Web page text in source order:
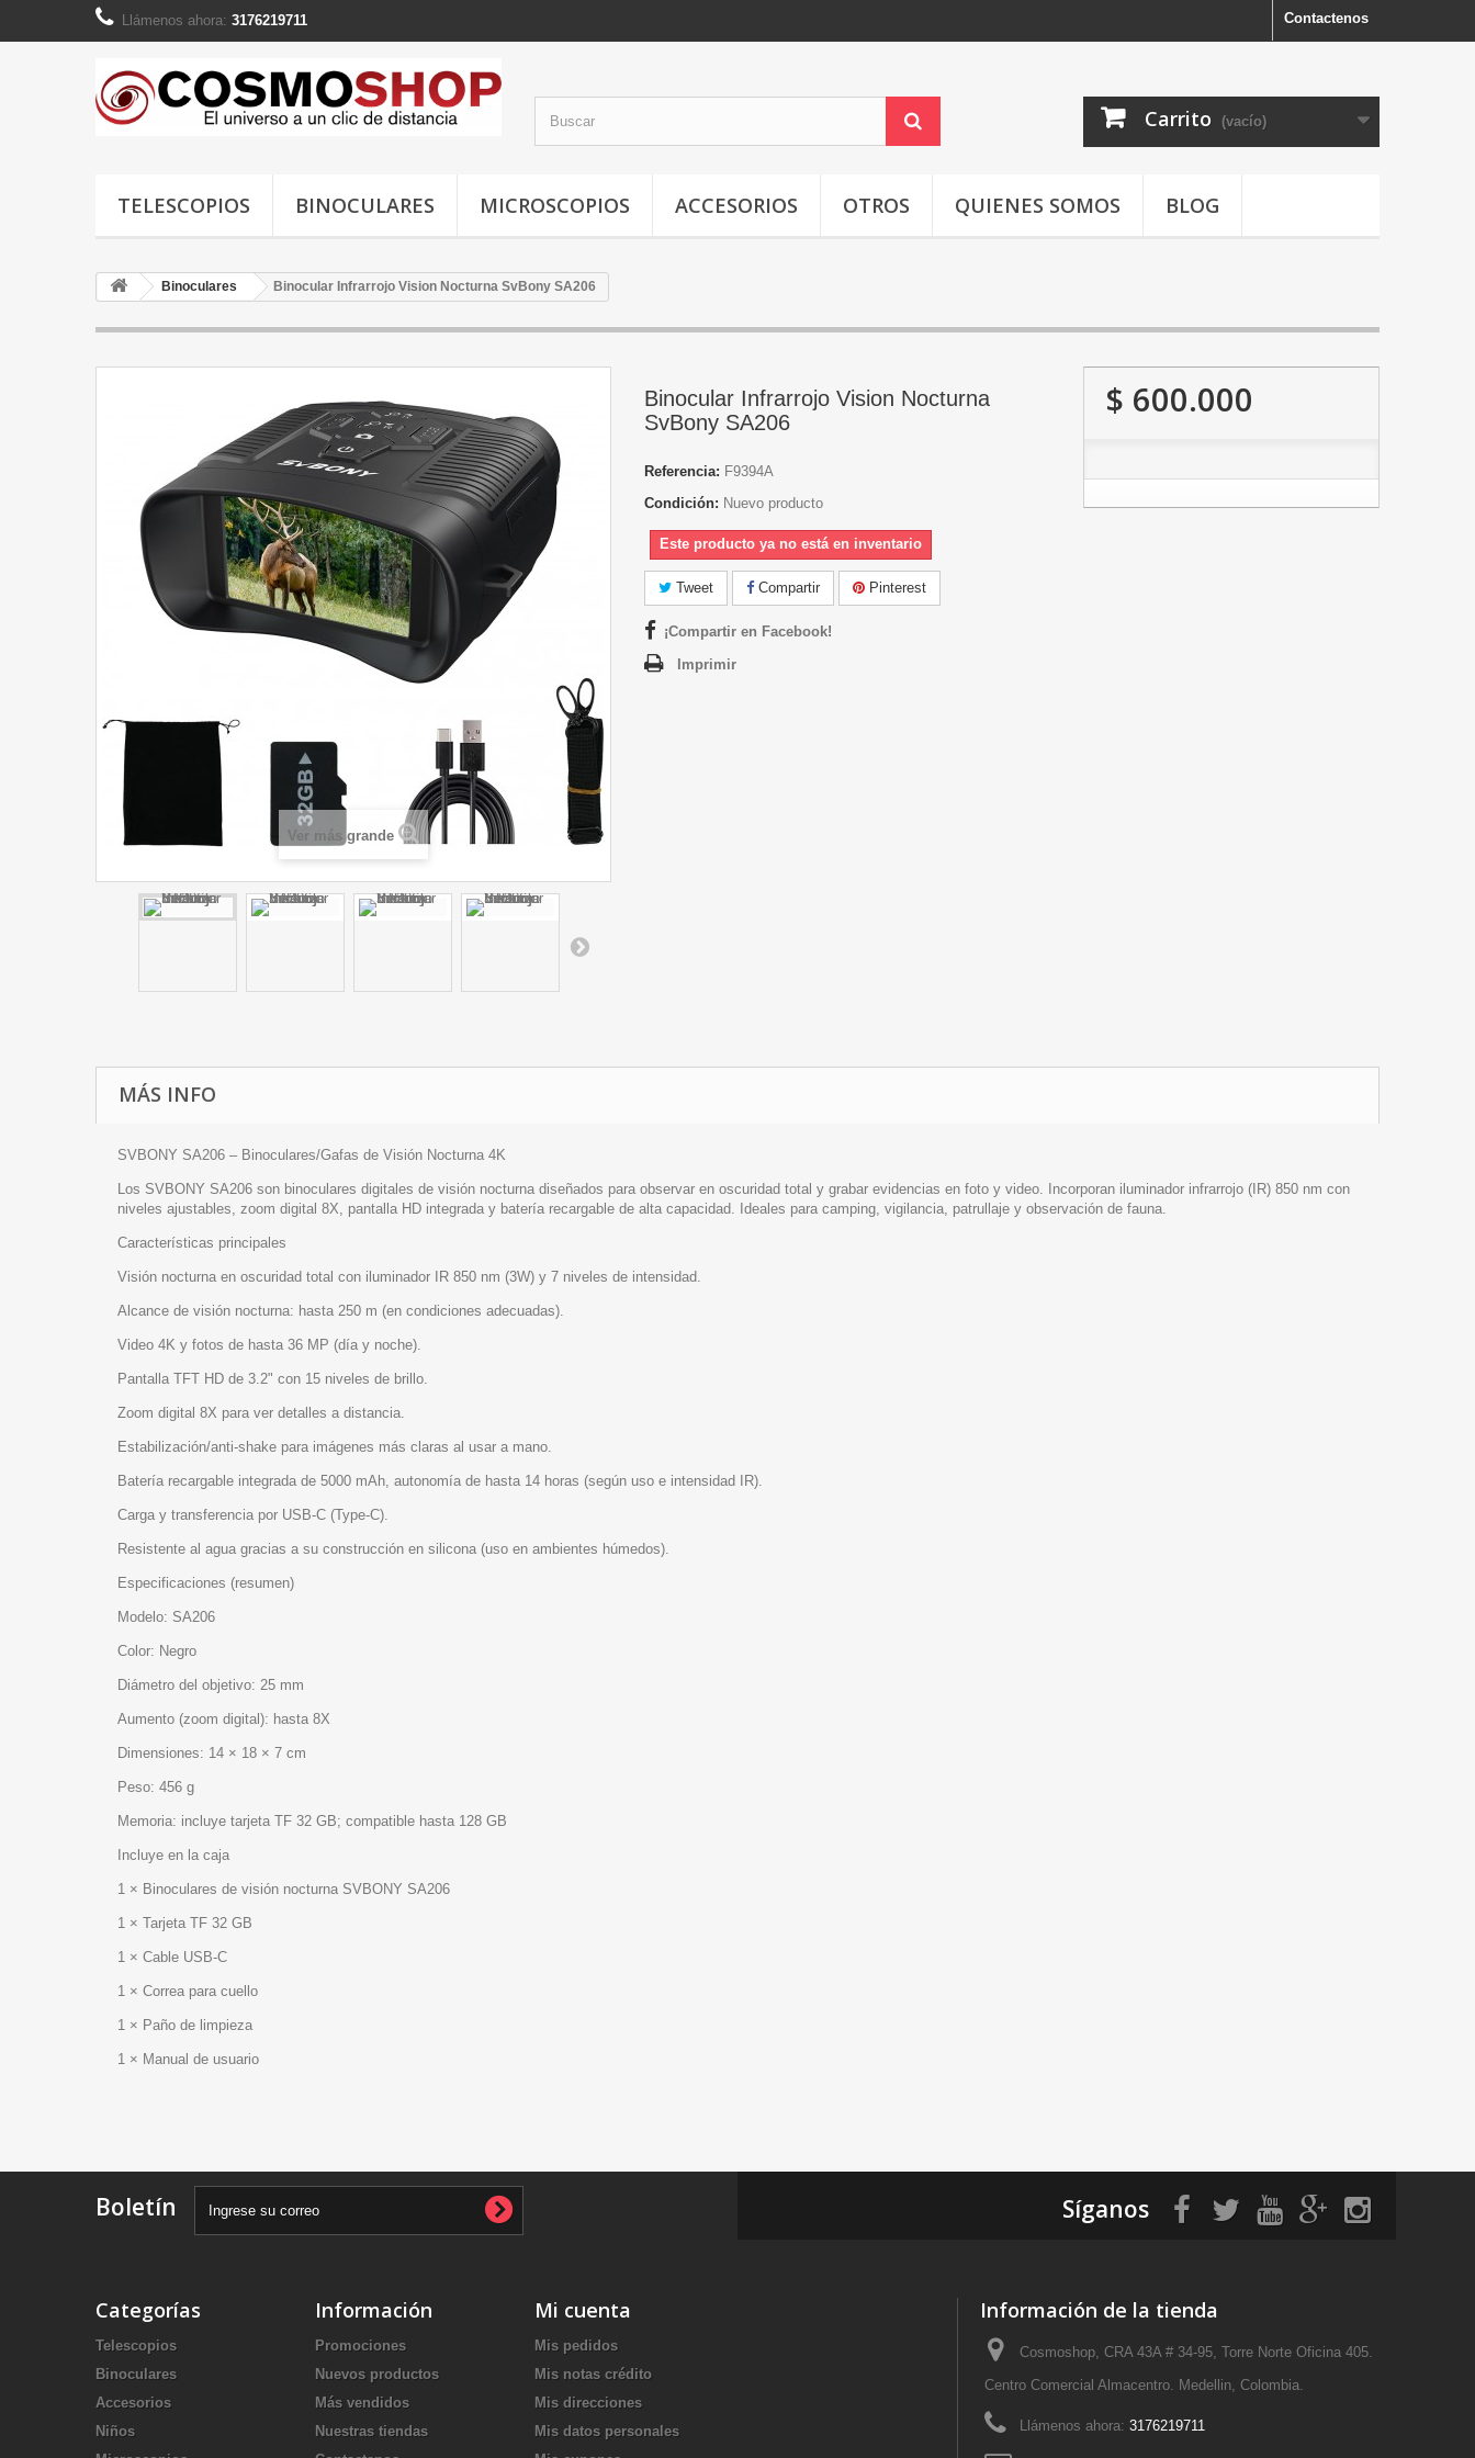
Contactenos
Llámenos ahora: 3176219711
Carrito (vacío)
TELESCOPIOS BINOCULARES MICROSCOPIOS ACCESORIOS OTROS QUIENES SOMOS BLOG
Binoculares Binocular Infrarrojo Vision Nocturna SvBony SA206
Ver más grande
Binocular Infrarrojo Vision Nocturna
SvBony SA206
Referencia: F9394A
Condición: Nuevo producto
Este producto ya no está en inventario
Tweet Compartir Pinterest
¡Compartir en Facebook!
Imprimir
$ 600.000
MÁS INFO
SVBONY SA206 – Binoculares/Gafas de Visión Nocturna 4K
Los SVBONY SA206 son binoculares digitales de visión nocturna diseñados para observar en oscuridad total y grabar evidencias en foto y video. Incorporan iluminador infrarrojo (IR) 850 nm con
niveles ajustables, zoom digital 8X, pantalla HD integrada y batería recargable de alta capacidad. Ideales para camping, vigilancia, patrullaje y observación de fauna.
Características principales
Visión nocturna en oscuridad total con iluminador IR 850 nm (3W) y 7 niveles de intensidad.
Alcance de visión nocturna: hasta 250 m (en condiciones adecuadas).
Video 4K y fotos de hasta 36 MP (día y noche).
Pantalla TFT HD de 3.2" con 15 niveles de brillo.
Zoom digital 8X para ver detalles a distancia.
Estabilización/anti-shake para imágenes más claras al usar a mano.
Batería recargable integrada de 5000 mAh, autonomía de hasta 14 horas (según uso e intensidad IR).
Carga y transferencia por USB-C (Type-C).
Resistente al agua gracias a su construcción en silicona (uso en ambientes húmedos).
Especificaciones (resumen)
Modelo: SA206
Color: Negro
Diámetro del objetivo: 25 mm
Aumento (zoom digital): hasta 8X
Dimensiones: 14 × 18 × 7 cm
Peso: 456 g
Memoria: incluye tarjeta TF 32 GB; compatible hasta 128 GB
Incluye en la caja
1 × Binoculares de visión nocturna SVBONY SA206
1 × Tarjeta TF 32 GB
1 × Cable USB-C
1 × Correa para cuello
1 × Paño de limpieza
1 × Manual de usuario
Boletín Síganos
Categorías
Telescopios
Binoculares
Accesorios
Niños
Información
Promociones
Nuevos productos
Más vendidos
Nuestras tiendas
Mi cuenta
Mis pedidos
Mis notas crédito
Mis direcciones
Mis datos personales
Información de la tienda
Cosmoshop, CRA 43A # 34-95, Torre Norte Oficina 405.
Centro Comercial Almacentro. Medellin, Colombia.
Llámenos ahora: 3176219711